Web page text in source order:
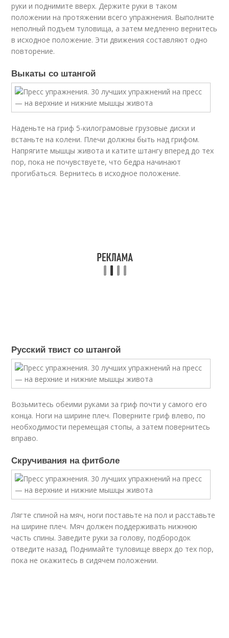
руки и поднимите вверх. Держите руки в таком
положении на протяжении всего упражнения. Выполните
неполный подъем туловища, а затем медленно вернитесь
в исходное положение. Эти движения составляют одно
повторение.
Выкаты со штангой
Наденьте на гриф 5-килограмовые грузовые диски и
встаньте на колени. Плечи должны быть над грифом.
Напрягите мышцы живота и катите штангу вперед до тех
пор, пока не почувствуете, что бедра начинают
прогибаться. Вернитесь в исходное положение.
Русский твист со штангой
Возьмитесь обеими руками за гриф почти у самого его
конца. Ноги на ширине плеч. Поверните гриф влево, по
необходимости перемещая стопы, а затем повернитесь
вправо.
Скручивания на фитболе
Лягте спиной на мяч, ноги поставьте на пол и расставьте
на ширине плеч. Мяч должен поддерживать нижнюю
часть спины. Заведите руки за голову, подбородок
отведите назад. Поднимайте туловище вверх до тех пор,
пока не окажитесь в сидячем положении.